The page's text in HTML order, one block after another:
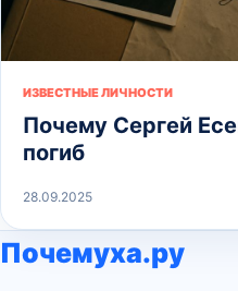
ИЗВЕСТНЫЕ ЛИЧНОСТИ
Почему Сергей
погиб
28.09.2025
Почемуха.ру